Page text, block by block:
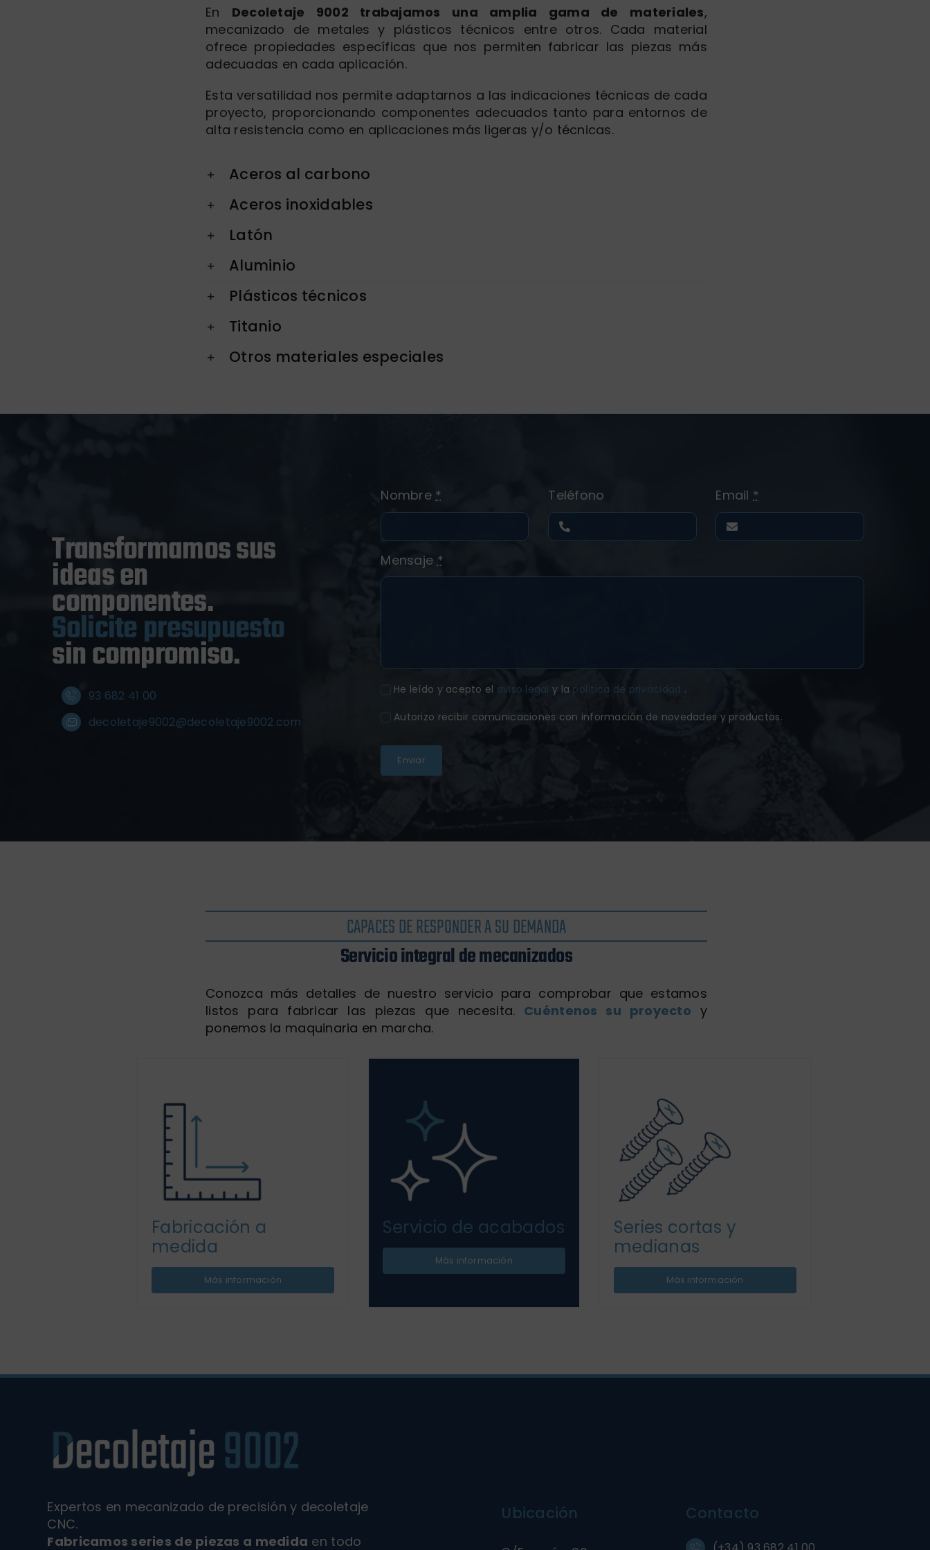
En Decoletaje 9002 trabajamos una amplia gama de materiales,
mecanizado de metales y plásticos técnicos entre otros. Cada material
ofrece propiedades específicas que nos permiten fabricar las piezas más
adecuadas en cada aplicación.
Esta versatilidad nos permite adaptarnos a las indicaciones técnicas de cada
proyecto, proporcionando componentes adecuados tanto para entornos de
alta resistencia como en aplicaciones más ligeras y/o técnicas.
Aceros al carbono
Aceros inoxidables
Latón
Aluminio
Plásticos técnicos
Titanio
Otros materiales especiales
Transformamos sus
ideas en
componentes.
Solicite presupuesto
sin compromiso.
93 682 41 00
decoletaje9002@decoletaje9002.com
Nombre* Teléfono Email *
Mensaje *
He leído y acepto el aviso legaly la política de privacidad .
Autorizo recibir comunicaciones con información de novedades y productos.
Enviar
CAPACES DE RESPONDER A SU DEMANDA
Servicio integral de mecanizados
Conozca más detalles de nuestro servicio para comprobar que estamos
listos para fabricar las piezas que necesita. Cuéntenos su proyecto y
ponemos la maquinaria en marcha.
Fabricación a
medida
Más información
Servicio de acabados
Más información
Series cortas y
medianas
Más información
Expertos en mecanizado de precisión y decoletaje
CNC.
Fabricamos series de piezas a medida en todo
Ubicación Contacto